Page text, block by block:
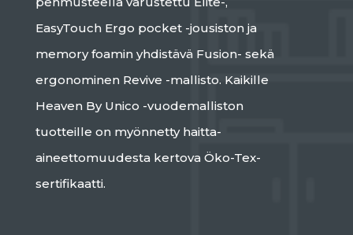
EasyTouch Ergo pocket -jousiston ja
memory foamin yhdistävä Fusion- sekä
ergonominen Revive -mallisto. Kaikille
Heaven By Unico -vuodemalliston
tuotteille on myönnetty haitta-
aineettomuudesta kertova Öko-Tex-
sertifikaatti.